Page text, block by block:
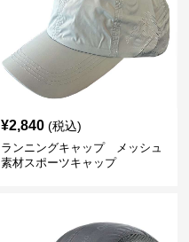
¥2,840 (税込)
ランニングキャップ メッシュ
素材スポーツキャップ